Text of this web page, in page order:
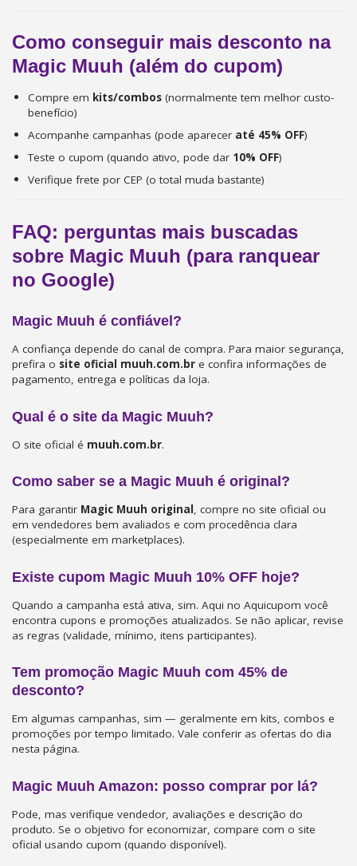
Como conseguir mais desconto na
Magic Muuh (além do cupom)
Compre em kits/combos (normalmente tem melhor custo-
benefício)
Acompanhe campanhas (pode aparecer até 45% OFF)
Teste o cupom (quando ativo, pode dar 10% OFF)
Verifique frete por CEP (o total muda bastante)
FAQ: perguntas mais buscadas
sobre Magic Muuh (para ranquear
no Google)
Magic Muuh é confiável?
A confiança depende do canal de compra. Para maior segurança,
prefira o site oficial muuh.com.br e confira informações de
pagamento, entrega e políticas da loja.
Qual é o site da Magic Muuh?
O site oficial é muuh.com.br.
Como saber se a Magic Muuh é original?
Para garantir Magic Muuh original, compre no site oficial ou
em vendedores bem avaliados e com procedência clara
(especialmente em marketplaces).
Existe cupom Magic Muuh 10% OFF hoje?
Quando a campanha está ativa, sim. Aqui no Aquicupom você
encontra cupons e promoções atualizados. Se não aplicar, revise
as regras (validade, mínimo, itens participantes).
Tem promoção Magic Muuh com 45% de
desconto?
Em algumas campanhas, sim — geralmente em kits, combos e
promoções por tempo limitado. Vale conferir as ofertas do dia
nesta página.
Magic Muuh Amazon: posso comprar por lá?
Pode, mas verifique vendedor, avaliações e descrição do
produto. Se o objetivo for economizar, compare com o site
oficial usando cupom (quando disponível).